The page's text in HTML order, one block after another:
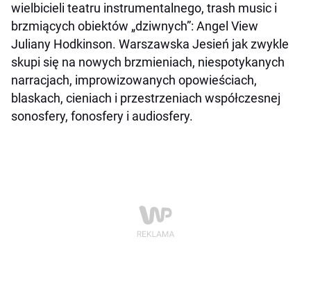
wielbicieli teatru instrumentalnego, trash music i
brzmiących obiektów „dziwnych”: Angel View
Juliany Hodkinson. Warszawska Jesień jak zwykle
skupi się na nowych brzmieniach, niespotykanych
narracjach, improwizowanych opowieściach,
blaskach, cieniach i przestrzeniach współczesnej
sonosfery, fonosfery i audiosfery.